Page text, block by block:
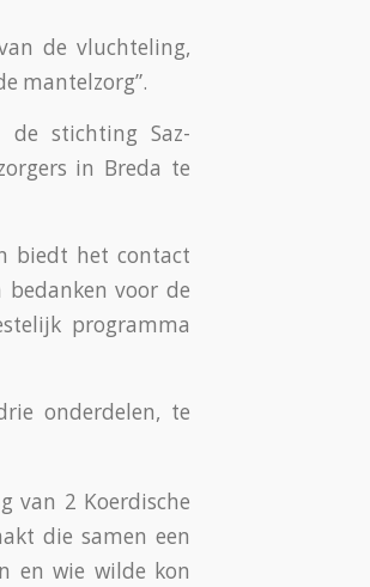
de vluchteling,
mantelzorg”.
de stichting Saz-
in Breda te
biedt het contact
voor de
programma
onderdelen, te
van 2 Koerdische
die samen een
en wie wilde kon